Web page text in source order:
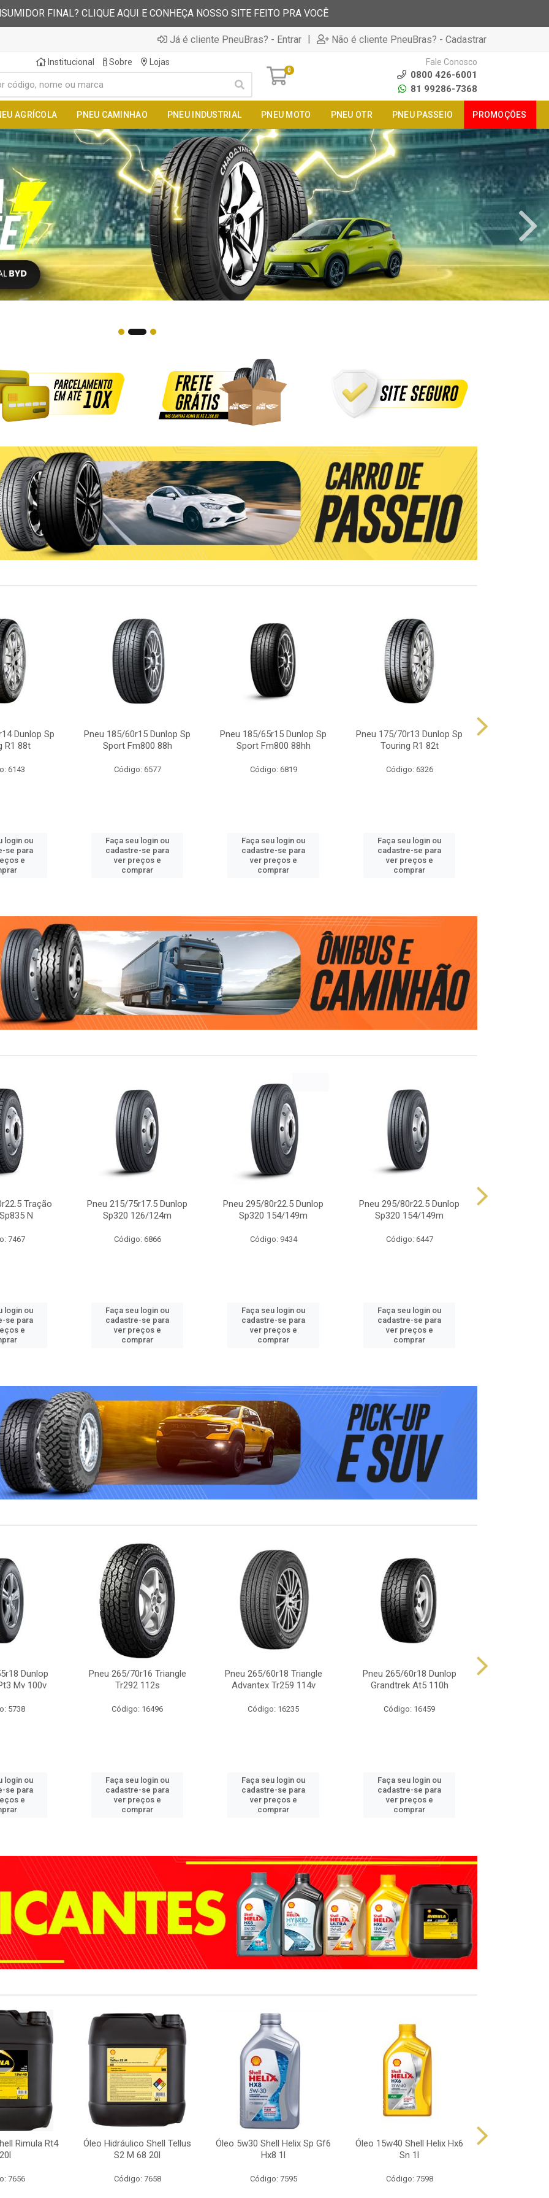
FINAL? CLIQUE AQUI E CONHEÇA NOSSO SITE FEITO PRA VOCÊ
Já é cliente PneuBras? - Entrar | Não é cliente PneuBras? - Cadastrar
Institucional Sobre Lojas
0
Fale Conosco
0800 426-6001
81 99286-7368
AGRÍCOLA PNEU CAMINHAO PNEU INDUSTRIAL PNEU MOTO PNEU OTR PNEU PASSEIO PROMOÇÕES
Dunlop Sp
R1 88t
6143
login ou
se para
e
Pneu 185/60r15 Dunlop Sp
Sport Fm800 88h
Código: 6577
Faça seu login ou
cadastre-se para
ver preços e
comprar
Pneu 185/65r15 Dunlop Sp
Sport Fm800 88hh
Código: 6819
Faça seu login ou
cadastre-se para
ver preços e
comprar
Pneu 175/70r13 Dunlop Sp
Touring R1 82t
Código: 6326
Faça seu login ou
cadastre-se para
ver preços e
comprar
Tração
N
7467
login ou
se para
e
Pneu 215/75r17.5 Dunlop
Sp320 126/124m
Código: 6866
Faça seu login ou
cadastre-se para
ver preços e
comprar
Pneu 295/80r22.5 Dunlop
Sp320 154/149m
Código: 9434
Faça seu login ou
cadastre-se para
ver preços e
comprar
Pneu 295/80r22.5 Dunlop
Sp320 154/149m
Código: 6447
Faça seu login ou
cadastre-se para
ver preços e
comprar
Dunlop
Mv 100v
5738
login ou
se para
e
Pneu 265/70r16 Triangle
Tr292 112s
Código: 16496
Faça seu login ou
cadastre-se para
ver preços e
comprar
Pneu 265/60r18 Triangle
Advantex Tr259 114v
Código: 16235
Faça seu login ou
cadastre-se para
ver preços e
comprar
Pneu 265/60r18 Dunlop
Grandtrek At5 110h
Código: 16459
Faça seu login ou
cadastre-se para
ver preços e
comprar
Rimula Rt4
7656
Óleo Hidráulico Shell Tellus
S2 M 68 20l
Código: 7658
Óleo 5w30 Shell Helix Sp Gf6
Hx8 1l
Código: 7595
Óleo 15w40 Shell Helix Hx6
Sn 1l
Código: 7598